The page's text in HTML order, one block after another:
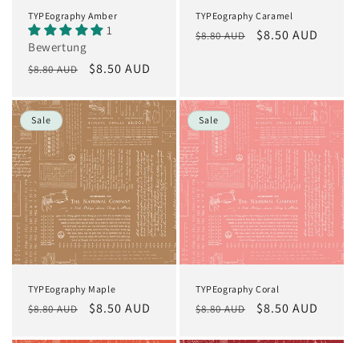
TYPEography Amber
1
Bewertung
Normaler
$8.80 AUD Verkaufspreis
$8.50 AUD
TYPEography Caramel
Normaler
$8.80 AUD Verkaufspreis
$8.50 AUD
Sale
TYPEography Maple
Normaler
$8.80 AUD Verkaufspreis
$8.50 AUD
Sale
TYPEography Coral
Normaler
$8.80 AUD Verkaufspreis
$8.50 AUD